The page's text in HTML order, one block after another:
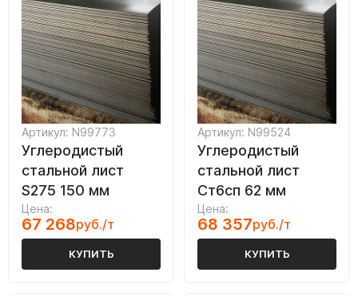
Артикул: N99773
Углеродистый
стальной лист
S275 150 мм
Цена:
67 268руб./т
КУПИТЬ
Артикул: N99524
Углеродистый
стальной лист
Ст6сп 62 мм
Цена:
68 357руб./т
КУПИТЬ